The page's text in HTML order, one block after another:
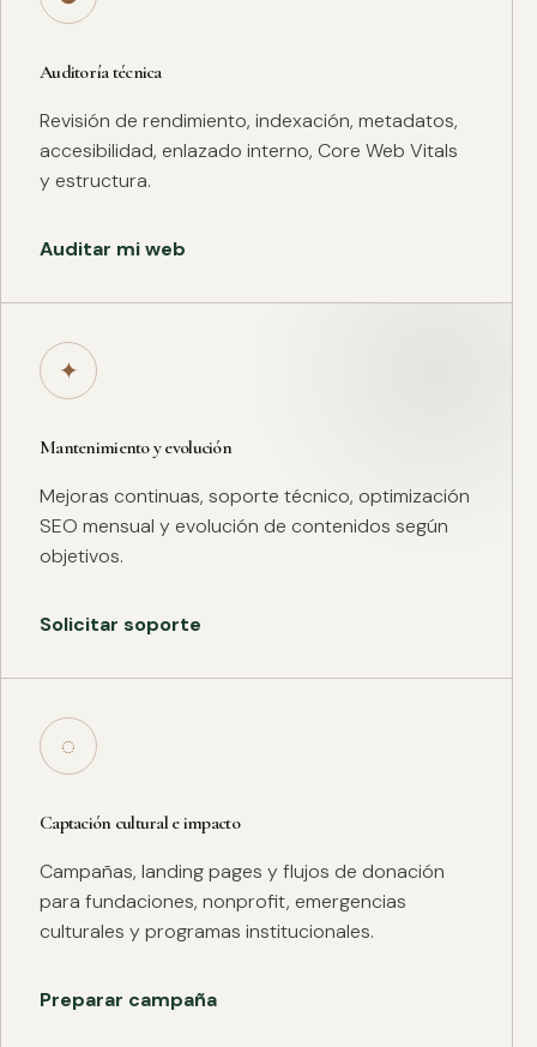
Auditoría técnica
Revisión de rendimiento, indexación, metadatos,
accesibilidad, enlazado interno, Core Web Vitals
y estructura.
Auditar mi web
✦
Mantenimiento y evolución
Mejoras continuas, soporte técnico, optimización
SEO mensual y evolución de contenidos según
objetivos.
Solicitar soporte
◌
Captación cultural e impacto
Campañas, landing pages y flujos de donación
para fundaciones, nonprofit, emergencias
culturales y programas institucionales.
Preparar campaña